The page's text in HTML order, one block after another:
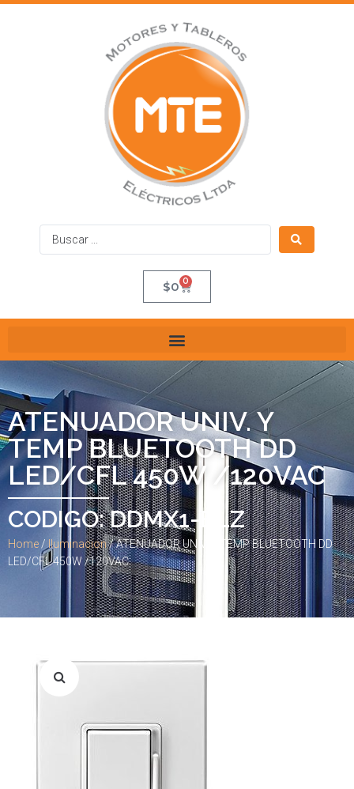
$0 0
ATENUADOR UNIV. Y
TEMP BLUETOOTH DD
LED/CFL 450W /120VAC
CODIGO: DDMX1-BLZ
Home /Iluminacion/ ATENUADOR UNIV. Y TEMP BLUETOOTH DD
LED/CFL 450W /120VAC